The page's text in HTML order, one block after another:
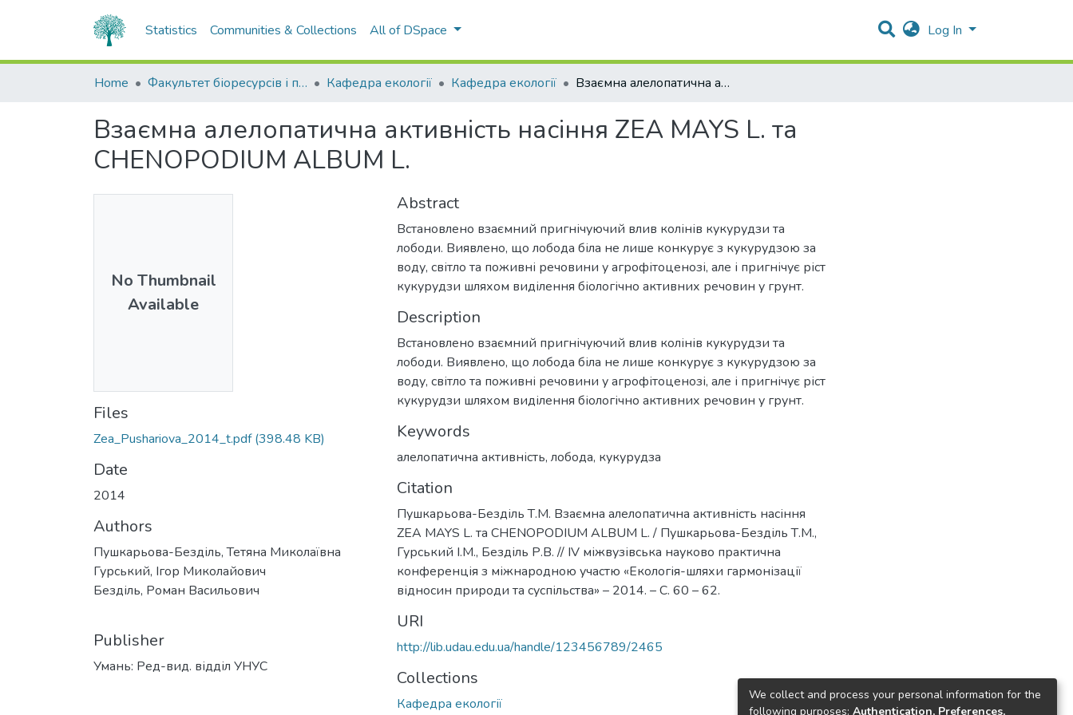
Statistics Communities & Collections All of DSpace Log In
Home Факультет біоресурсів і природокористування Кафедра екології Кафедра екології Взаємна алелопатична активність насіння ZEA MAYS L. та CHENOPODIUM ALBUM L.
Взаємна алелопатична активність насіння ZEA MAYS L. та
CHENOPODIUM ALBUM L.
No Thumbnail
Available
Files
Zea_Pushariova_2014_t.pdf (398.48 KB)
Date
2014
Authors
Пушкарьова-Безділь, Тетяна Миколаївна
Гурський, Ігор Миколайович
Безділь, Роман Васильович
Publisher
Умань: Ред-вид. відділ УНУС
Abstract
Встановлено взаємний пригнічуючий влив колінів кукурудзи та
лободи. Виявлено, що лобода біла не лише конкурує з кукурудзою за
воду, світло та поживні речовини у агрофітоценозі, але і пригнічує ріст
кукурудзи шляхом виділення біологічно активних речовин у грунт.
Description
Встановлено взаємний пригнічуючий влив колінів кукурудзи та
лободи. Виявлено, що лобода біла не лише конкурує з кукурудзою за
воду, світло та поживні речовини у агрофітоценозі, але і пригнічує ріст
кукурудзи шляхом виділення біологічно активних речовин у грунт.
Keywords
алелопатична активність, лобода, кукурудза
Citation
Пушкарьова-Безділь Т.М. Взаємна алелопатична активність насіння
ZEA MAYS L. та CHENOPODIUM ALBUM L. / Пушкарьова-Безділь Т.М.,
Гурський І.М., Безділь Р.В. // IV міжвузівська науково практична
конференція з міжнародною участю «Екологія-шляхи гармонізації
відносин природи та суспільства» – 2014. – С. 60 – 62.
URI
http://lib.udau.edu.ua/handle/123456789/2465
Collections
Кафедра екології
We collect and process your personal information for the
following purposes: Authentication, Preferences,